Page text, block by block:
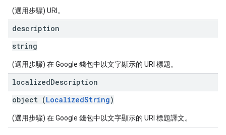
(選用步驟) URI。
description
string
(選用步驟) 在 Google 錢包中以文字顯示的 URI 標題。
localizedDescription
object (LocalizedString)
(選用步驟) 在 Google 錢包中以文字顯示的 URI 標題譯文。